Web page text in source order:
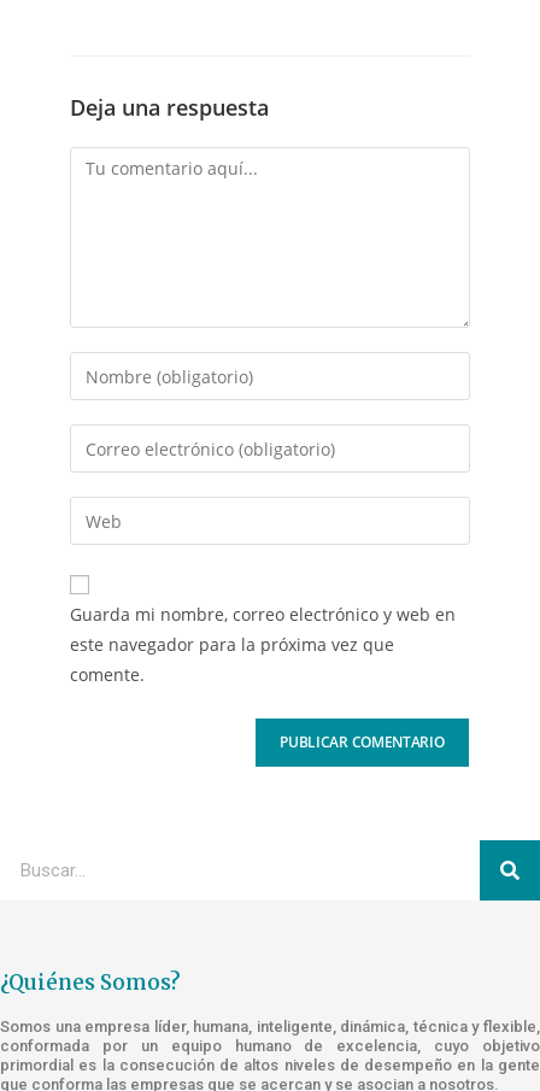
Deja una respuesta
Guarda mi nombre, correo electrónico y web en
este navegador para la próxima vez que
comente.
¿Quiénes Somos?
Somos una empresa líder, humana, inteligente, dinámica, técnica y flexible,
conformada por un equipo humano de excelencia, cuyo objetivo
primordial es la consecución de altos niveles de desempeño en la gente
que conforma las empresas que se acercan y se asocian a nosotros.